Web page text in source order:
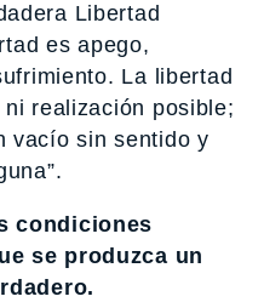
Libertad
es apego,
La libertad
realización posible;
vacío sin sentido y
condiciones
se produzca un